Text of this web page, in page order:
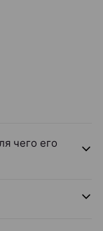
чего его